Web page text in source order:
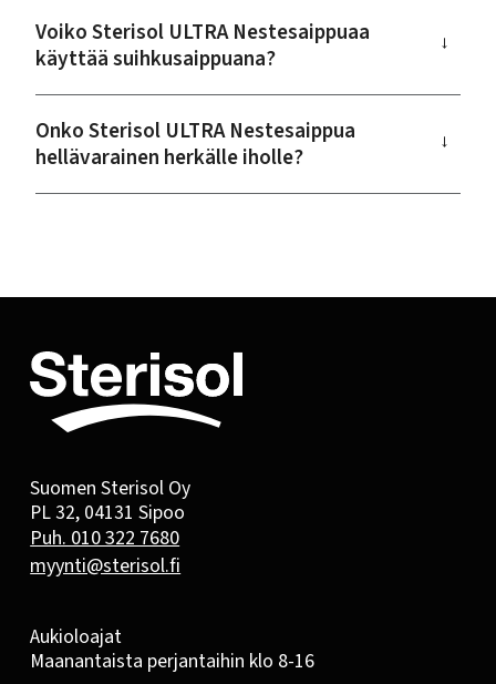
Voiko Sterisol ULTRA Nestesaippuaa
käyttää suihkusaippuana?
→
Onko Sterisol ULTRA Nestesaippua
hellävarainen herkälle iholle?
→
Suomen Sterisol Oy
PL 32, 04131 Sipoo
Puh. 010 322 7680
myynti@sterisol.fi
Aukioloajat
Maanantaista perjantaihin klo 8-16